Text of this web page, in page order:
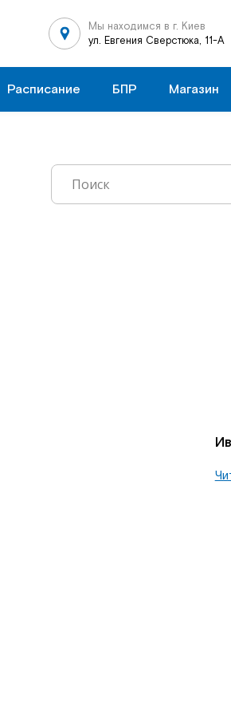
Мы находимся в г. Киев
ул. Евгения Сверстюка, 11-А
Расписание БПР Магазин